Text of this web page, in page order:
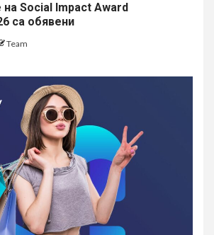
на Social Impact Award
са обявени
Team